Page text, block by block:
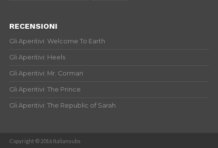
RECENSIONI
Gli Aperitivi: Welcome To Earth
Gli Aperitivi: Heels
Gli Aperitivi: Mr. Corman
Gli Aperitivi: The Prince
Gli Aperitivi: The Republic of Sarah
Copyright © 2016 Italiansubs